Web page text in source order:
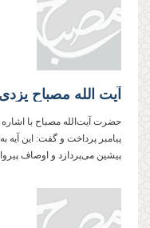
حضرت آیت‌الله مصباح با
پیامبر پرداخت و گفت: این آیه
پیشین می‌پردازد و اوصاف